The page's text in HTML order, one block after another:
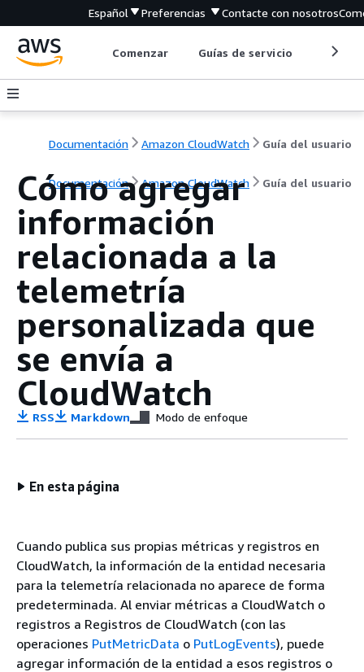
Español Preferencias Contacte con nosotros
Comenzar Guías de servicio
Documentación Amazon CloudWatch Guía del usuario
Documentación Amazon CloudWatch Guía del usuario
Cómo agregar
información
relacionada a la
telemetría
personalizada que
se envía a
CloudWatch
RSS Markdown Modo de enfoque
En esta página
Cuando publica sus propias métricas y registros en
CloudWatch, la información de la entidad necesaria
para la telemetría relacionada no aparece de forma
predeterminada. Al enviar métricas a CloudWatch o
registros a Registros de CloudWatch (con las
operaciones PutMetricData o PutLogEvents), puede
agregar información de la entidad a esos registros o